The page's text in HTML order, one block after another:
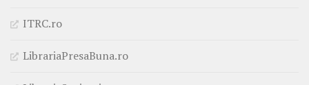
ITRC.ro
LibrariaPresaBuna.ro